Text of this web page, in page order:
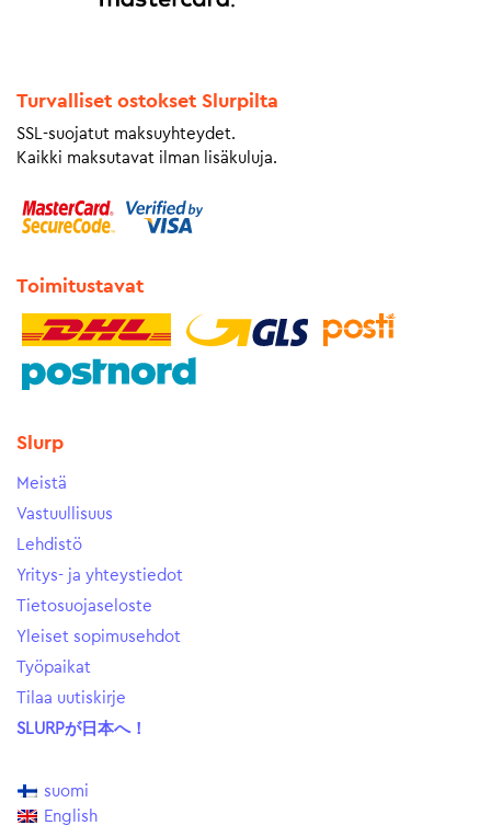
Turvalliset ostokset Slurpilta
SSL-suojatut maksuyhteydet.
Kaikki maksutavat ilman lisäkuluja.
Toimitustavat
Slurp
Meistä
Vastuullisuus
Lehdistö
Yritys- ja yhteystiedot
Tietosuojaseloste
Yleiset sopimusehdot
Työpaikat
Tilaa uutiskirje
SLURPが日本へ！
suomi
English